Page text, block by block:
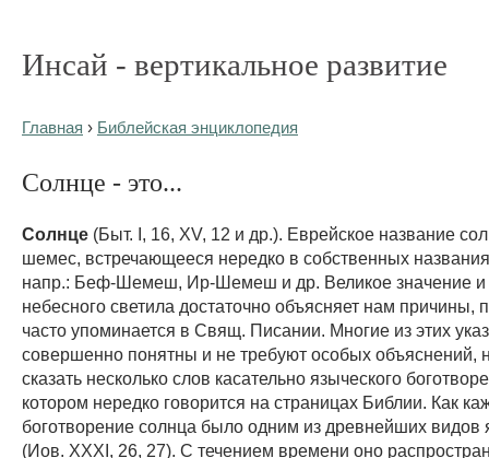
Инсай - вертикальное развитие
Главная › Библейская энциклопедия
Солнце - это...
Солнце (Быт. I, 16, XV, 12 и др.). Еврейское название
шемес, встречающееся нередко в собственных
напр.: Беф-Шемеш, Ир-Шемеш и др. Великое значение и
небесного светила достаточно объясняет нам причины,
часто упоминается в Свящ. Писании. Многие из этих
совершенно понятны и не требуют особых
сказать несколько слов касательно языческого
котором нередко говорится на страницах Библии. Как
боготворение солнца было одним из древнейших видов
(Иов. ХXXI, 26, 27). С течением времени оно